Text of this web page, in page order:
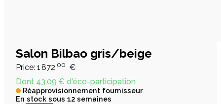
Salon Bilbao gris/beige
Price: 1 872 ,00 €
Dont 43,09 € d'éco-participation
Réapprovisionnement fournisseur
En stock sous 12 semaines